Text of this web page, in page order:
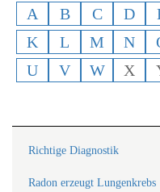
A B C D
K
L M N
U
V W X
Richtige Diagnostik
Radon erzeugt Lungenkrebs